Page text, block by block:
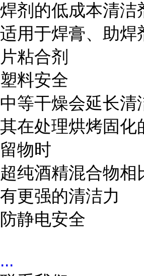
焊剂的低成本清洁
适用于焊膏、助焊
片粘合剂
塑料安全
中等干燥会延长清
其在处理烘烤固化
留物时
超纯酒精混合物相
有更强的清洁力
防静电安全
...